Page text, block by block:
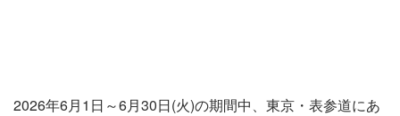
2026年6月1日～6月30日(火)の期間中、東京・表参道にあ